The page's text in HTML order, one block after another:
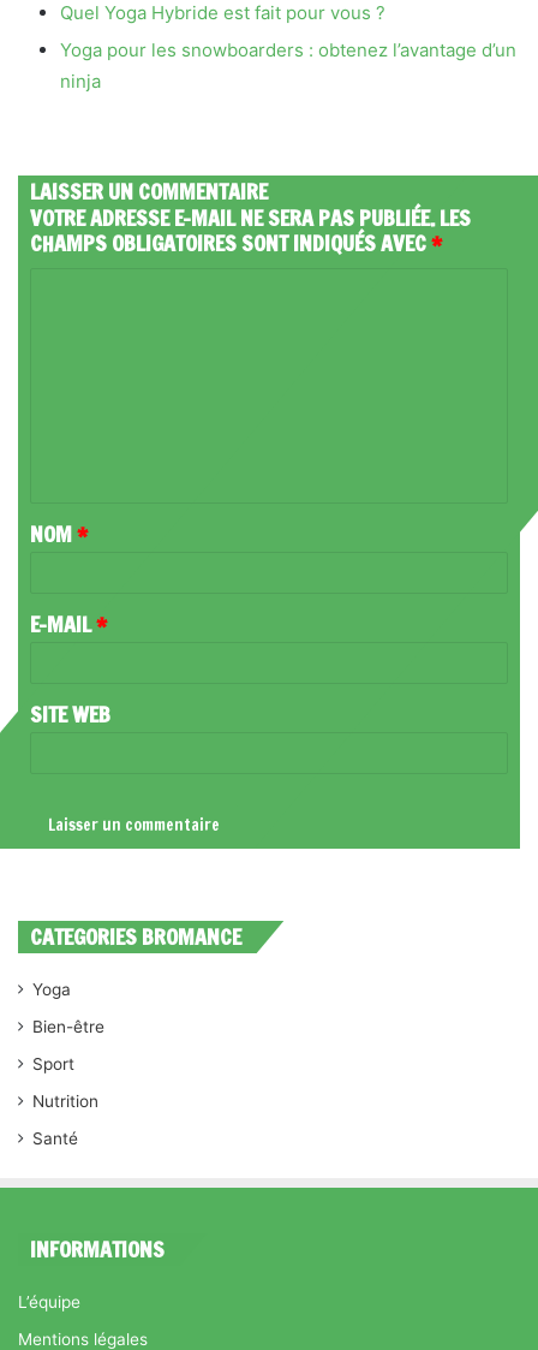
Quel Yoga Hybride est fait pour vous ?
Yoga pour les snowboarders : obtenez l’avantage d’un
ninja
LAISSER UN COMMENTAIRE
VOTRE ADRESSE E-MAIL NE SERA PAS PUBLIÉE.LES
CHAMPS OBLIGATOIRES SONT INDIQUÉS AVEC*
A
R
NOM*
E-MAIL*
SITE WEB
CATEGORIES BROMANCE
Yoga
Bien-être
Sport
Nutrition
Santé
INFORMATIONS
L’équipe
Mentions légales